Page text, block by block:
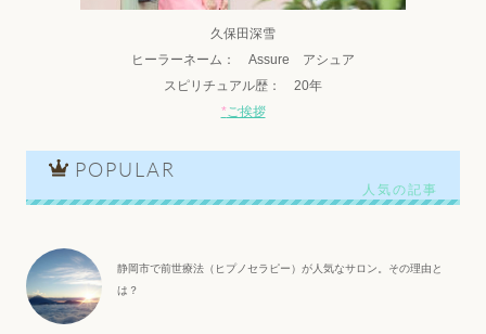
久保田深雪
ヒーラーネーム： Assure アシュア
スピリチュアル歴： 20年
*ご挨拶
POPULAR
静岡市で前世療法（ヒプノセラピー）が人気なサロン。その理由と
は？